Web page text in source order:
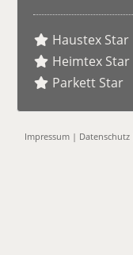
Haustex Star
Heimtex Star
Parkett Star
Impressum | Datenschutz